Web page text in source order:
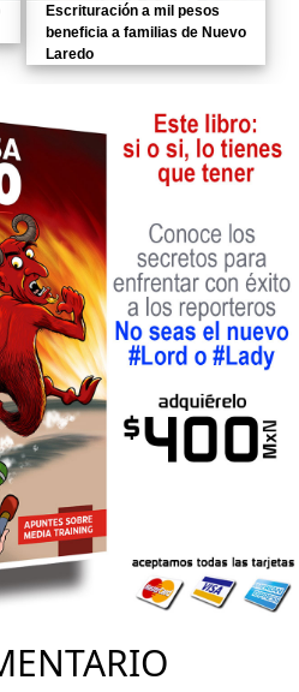
Escrituración a mil pesos
beneficia a familias de Nuevo
Laredo